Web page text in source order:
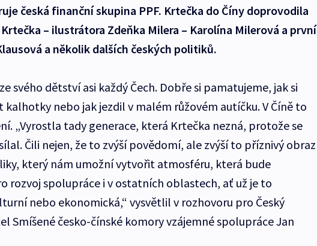
česká finanční skupina PPF. Krtečka do Číny doprovodila
– ilustrátora Zdeňka Milera – Karolína Milerová a první
a několik dalších českých politiků.
svého dětství asi každý Čech. Dobře si pamatujeme, jak si
kalhotky nebo jak jezdil v malém růžovém autíčku. V Číně to
„Vyrostla tady generace, která Krtečka nezná, protože se
Čili nejen, že to zvýší povědomí, ale zvýší to příznivý obraz
který nám umožní vytvořit atmosféru, která bude
rozvoj spolupráce i v ostatních oblastech, ať už je to
nebo ekonomická,“ vysvětlil v rozhovoru pro Český
Smíšené česko-čínské komory vzájemné spolupráce Jan